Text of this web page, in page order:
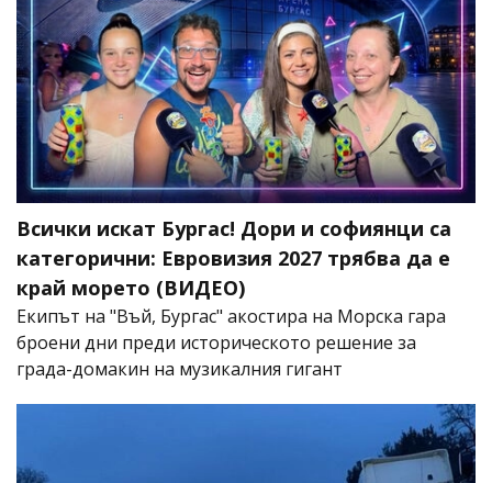
Всички искат Бургас! Дори и софиянци са
категорични: Евровизия 2027 трябва да е
край морето (ВИДЕО)
Екипът на "Въй, Бургас" акостира на Морска гара
броени дни преди историческото решение за
града-домакин на музикалния гигант